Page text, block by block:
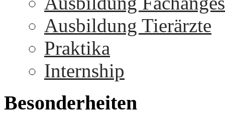
Ausbildung Tierärzte
Praktika
Internship
Besonderheiten